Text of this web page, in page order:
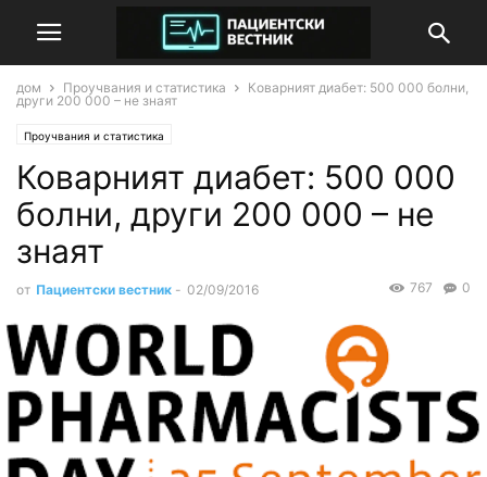
дом Проучвания и статистика
Коварният диабет: 500 000 болни,
други 200 000 – не знаят
Проучвания и статистика
Коварният диабет: 500 000
болни, други 200 000 – не
знаят
от Пациентски вестник - 02/09/2016 0
767